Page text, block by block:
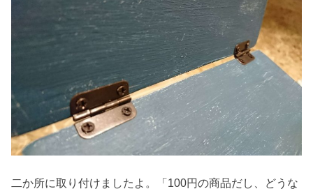
二か所に取り付けましたよ。「100円の商品だし、どうな